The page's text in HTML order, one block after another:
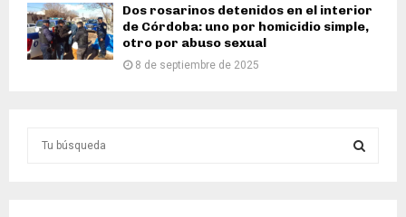
Dos rosarinos detenidos en el interior
de Córdoba: uno por homicidio simple,
otro por abuso sexual
8 de septiembre de 2025